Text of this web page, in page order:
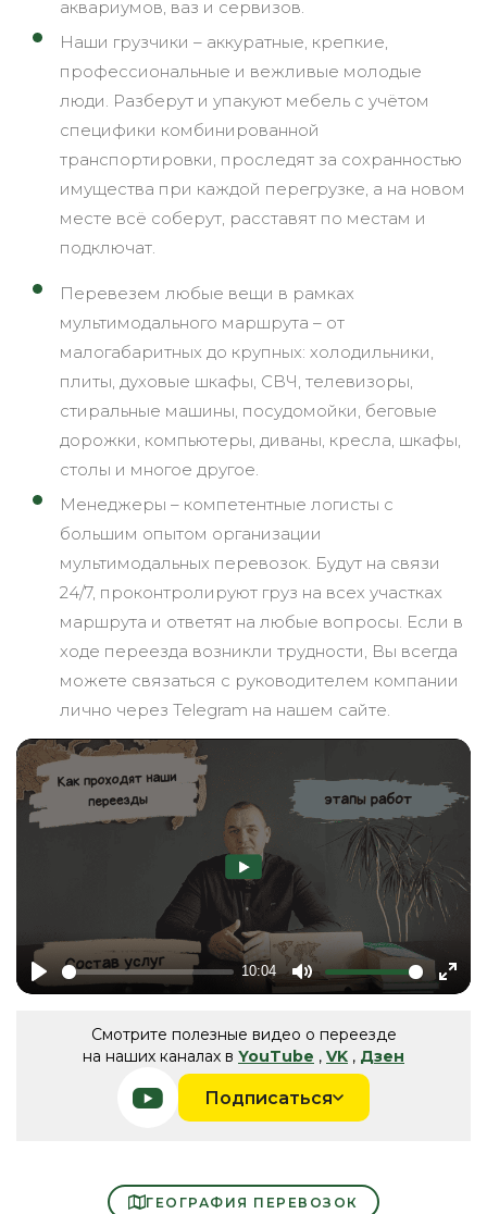
аквариумов, ваз и сервизов.
Наши грузчики – аккуратные, крепкие,
профессиональные и вежливые молодые
люди. Разберут и упакуют мебель с учётом
специфики комбинированной
транспортировки, проследят за сохранностью
имущества при каждой перегрузке, а на новом
месте всё соберут, расставят по местам и
подключат.
Play
10:04
Mute
Смотрите полезные видео о переезде
на наших каналах в YouTube , VK , Дзен
Подписаться
Перевезем любые вещи в рамках
мультимодального маршрута – от
малогабаритных до крупных: холодильники,
плиты, духовые шкафы, СВЧ, телевизоры,
стиральные машины, посудомойки, беговые
дорожки, компьютеры, диваны, кресла, шкафы,
столы и многое другое.
Менеджеры – компетентные логисты с
большим опытом организации
мультимодальных перевозок. Будут на связи
24/7, проконтролируют груз на всех участках
маршрута и ответят на любые вопросы. Если в
ходе переезда возникли трудности, Вы всегда
можете связаться с руководителем компании
лично через Telegram на нашем сайте.
ГЕОГРАФИЯ ПЕРЕВОЗОК